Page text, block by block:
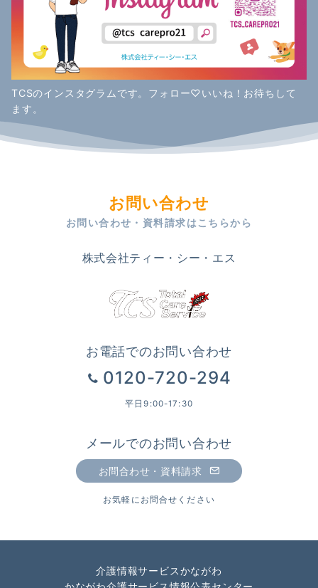
TCSのインスタグラムです。フォロー♡いいね！お待ちして
ます。
お問い合わせ
お問い合わせ・資料請求はこちらから
株式会社ティー・シー・エス
お電話でのお問い合わせ
0120-720-294
平日9:00-17:30
メールでのお問い合わせ
お問合わせ・資料請求
お気軽にお問合せください
介護情報サービスかながわ